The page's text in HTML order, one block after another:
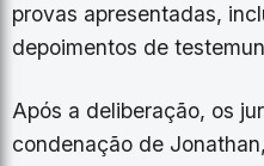
provas apresentadas,
depoimentos de
Após a deliberação, os
condenação de